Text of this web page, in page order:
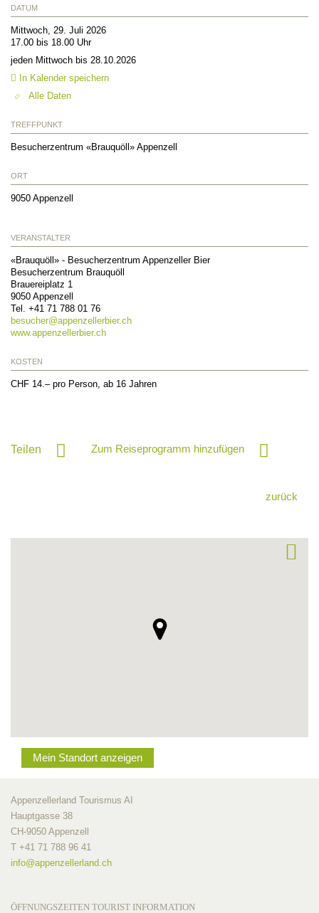
DATUM
Mittwoch, 29. Juli 2026
17.00 bis 18.00 Uhr
jeden Mittwoch bis 28.10.2026
In Kalender speichern
Alle Daten
TREFFPUNKT
Besucherzentrum «Brauquöll» Appenzell
ORT
9050 Appenzell
VERANSTALTER
«Brauquöll» - Besucherzentrum Appenzeller Bier
Besucherzentrum Brauquöll
Brauereiplatz 1
9050 Appenzell
Tel. +41 71 788 01 76
besucher@appenzellerbier.ch
www.appenzellerbier.ch
KOSTEN
CHF 14.– pro Person, ab 16 Jahren
Teilen Zum Reiseprogramm hinzufügen
zurück
Mein Standort anzeigen
Appenzellerland Tourismus AI
Hauptgasse 38
CH-9050 Appenzell
T +41 71 788 96 41
info@appenzellerland.ch
ÖFFNUNGSZEITEN TOURIST INFORMATION